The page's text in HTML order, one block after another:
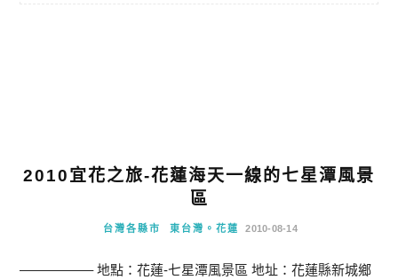
2010宜花之旅-花蓮海天一線的七星潭風景
區
台灣各縣市 東台灣。花蓮 2010-08-14
—————– 地點：花蓮-七星潭風景區 地址：花蓮縣新城鄉